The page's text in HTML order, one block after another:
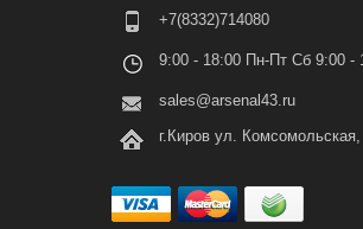
+7(8332)714080
9:00 - 18:00 Пн-Пт Сб 9:00 -
sales@arsenal43.ru
г.Киров ул.